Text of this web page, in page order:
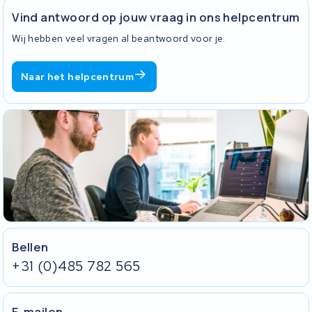
Vind antwoord op jouw vraag in ons helpcentrum
Wij hebben veel vragen al beantwoord voor je.
Naar het helpcentrum
Bellen
+31 (0)485 782 565